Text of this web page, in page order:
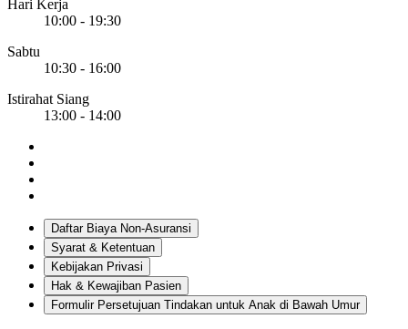
Hari Kerja
10:00 - 19:30
Sabtu
10:30 - 16:00
Istirahat Siang
13:00 - 14:00
Daftar Biaya Non-Asuransi
Syarat & Ketentuan
Kebijakan Privasi
Hak & Kewajiban Pasien
Formulir Persetujuan Tindakan untuk Anak di Bawah Umur